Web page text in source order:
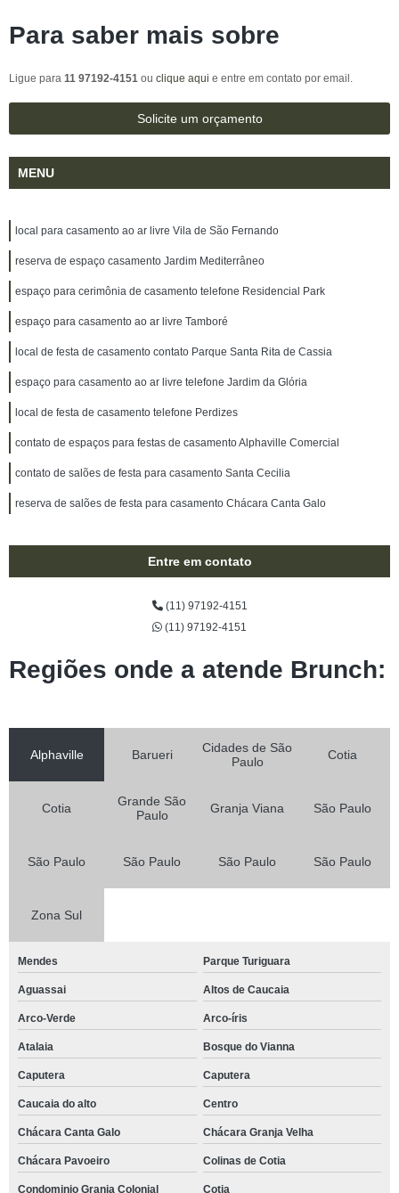
Para saber mais sobre
Ligue para 11 97192-4151 ou clique aqui e entre em contato por email.
Solicite um orçamento
MENU
local para casamento ao ar livre Vila de São Fernando
reserva de espaço casamento Jardim Mediterrâneo
espaço para cerimônia de casamento telefone Residencial Park
espaço para casamento ao ar livre Tamboré
local de festa de casamento contato Parque Santa Rita de Cassia
espaço para casamento ao ar livre telefone Jardim da Glória
local de festa de casamento telefone Perdizes
contato de espaços para festas de casamento Alphaville Comercial
contato de salões de festa para casamento Santa Cecilia
reserva de salões de festa para casamento Chácara Canta Galo
Entre em contato
(11) 97192-4151
(11) 97192-4151
Regiões onde a atende Brunch:
Alphaville Barueri
Cidades de São
Paulo
Cotia
Cotia
Grande São
Paulo
Granja Viana São Paulo
São Paulo São Paulo São Paulo São Paulo
Zona Sul
Mendes Parque Turiguara
Aguassai Altos de Caucaia
Arco-Verde Arco-íris
Atalaia Bosque do Vianna
Caputera Caputera
Caucaia do alto Centro
Chácara Canta Galo Chácara Granja Velha
Chácara Pavoeiro Colinas de Cotia
Condominio Granja Colonial Cotia